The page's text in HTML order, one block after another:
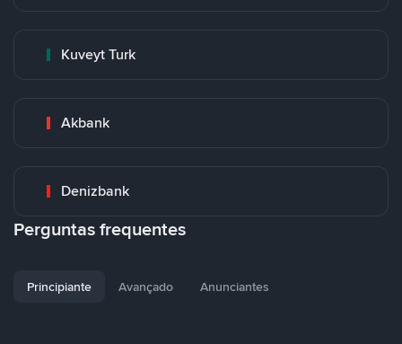
Kuveyt Turk
Akbank
Denizbank
Perguntas frequentes
Principiante Avançado Anunciantes